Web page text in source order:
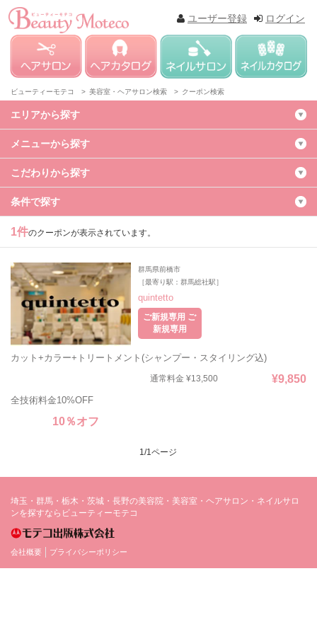
ログイン
ユーザー登録
ビューティーモテコ > 美容室・ヘアサロン検索 > クーポン検索
エリアから探す
メニューから探す
こだわりから探す
条件で探す
1件のクーポンが表示されています。
群馬県前橋市
［最寄り駅：群馬総社駅］
quintetto
ご新規専用 ご
新規専用
カット+カラー+トリートメント(シャンプー・スタイリング込)
通常料金 ¥13,500 ¥9,850
全技術料金10%OFF
10％オフ
1/1ページ
埼玉・群馬・栃木・茨城・長野の美容院・美容室・ヘアサロン・ネイルサロ
ンを探すならビューティーモテコ
会社概要 プライバシーポリシー